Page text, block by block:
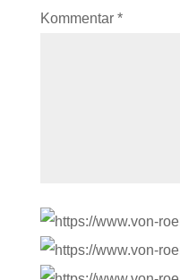
Kommentar *